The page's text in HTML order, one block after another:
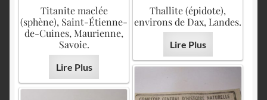
Titanite maclée
(sphène), Saint-Étienne-
de-Cuines, Maurienne,
Savoie.
Lire Plus
Thallite (épidote),
environs de Dax, Landes.
Lire Plus